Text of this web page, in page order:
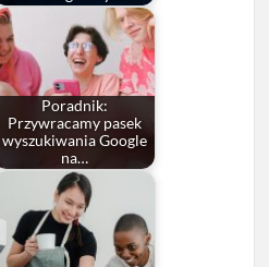
Poradnik:
Przywracamy pasek
wyszukiwania Google
na…